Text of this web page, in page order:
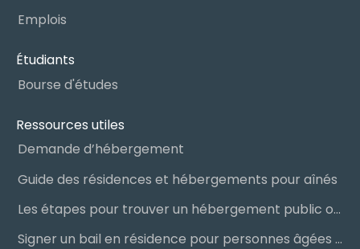
Emplois
Étudiants
Bourse d'études
Ressources utiles
Demande d’hébergement
Guide des résidences et hébergements pour aînés
Les étapes pour trouver un hébergement public ou privé
Signer un bail en résidence pour personnes âgées (RPA) : ce qu’il faut savoir